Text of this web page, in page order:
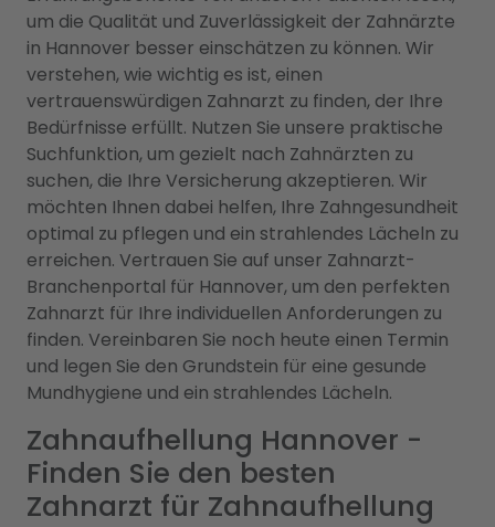
um die Qualität und Zuverlässigkeit der Zahnärzte
in Hannover besser einschätzen zu können. Wir
verstehen, wie wichtig es ist, einen
vertrauenswürdigen Zahnarzt zu finden, der Ihre
Bedürfnisse erfüllt. Nutzen Sie unsere praktische
Suchfunktion, um gezielt nach Zahnärzten zu
suchen, die Ihre Versicherung akzeptieren. Wir
möchten Ihnen dabei helfen, Ihre Zahngesundheit
optimal zu pflegen und ein strahlendes Lächeln zu
erreichen. Vertrauen Sie auf unser Zahnarzt-
Branchenportal für Hannover, um den perfekten
Zahnarzt für Ihre individuellen Anforderungen zu
finden. Vereinbaren Sie noch heute einen Termin
und legen Sie den Grundstein für eine gesunde
Mundhygiene und ein strahlendes Lächeln.
Zahnaufhellung Hannover -
Finden Sie den besten
Zahnarzt für Zahnaufhellung